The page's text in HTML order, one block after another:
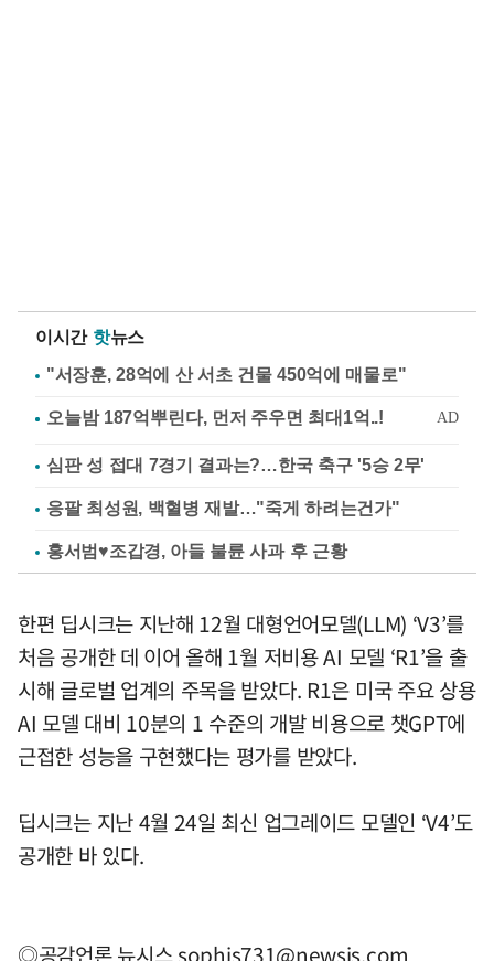
이시간 핫뉴스
"서장훈, 28억에 산 서초 건물 450억에 매물로"
심판 성 접대 7경기 결과는?…한국 축구 '5승 2무'
응팔 최성원, 백혈병 재발…"죽게 하려는건가"
홍서범♥조갑경, 아들 불륜 사과 후 근황
한편 딥시크는 지난해 12월 대형언어모델(LLM) ‘V3’를
처음 공개한 데 이어 올해 1월 저비용 AI 모델 ‘R1’을 출
시해 글로벌 업계의 주목을 받았다. R1은 미국 주요 상용
AI 모델 대비 10분의 1 수준의 개발 비용으로 챗GPT에
근접한 성능을 구현했다는 평가를 받았다.
딥시크는 지난 4월 24일 최신 업그레이드 모델인 ‘V4’도
공개한 바 있다.
◎공감언론 뉴시스 sophis731@newsis.com